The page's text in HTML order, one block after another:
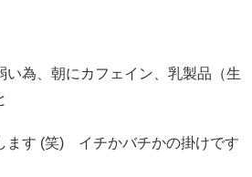
い為、朝にカフェイン、乳製品（生
ます (笑) イチかバチかの掛けです